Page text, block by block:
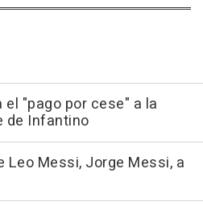
el "pago por cese" a la
de Infantino
Leo Messi, Jorge Messi, a